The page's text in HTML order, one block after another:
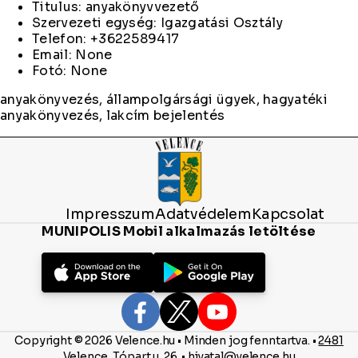
Titulus: anyakönyvvezető
Szervezeti egység: Igazgatási Osztály
Telefon: +3622589417
Email: None
Fotó: None
anyakönyvezés, állampolgársági ügyek, hagyatéki
anyakönyvezés, lakcím bejelentés
ImpresszumAdatvédelemKapcsolat
MUNIPOLIS Mobil alkalmazás letöltése
Copyright © 2026 Velence.hu • Minden jog fenntartva. •2481